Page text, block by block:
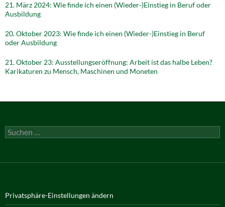
21. März 2024: Wie finde ich einen (Wieder-)Einstieg in Beruf oder
Ausbildung
20. Oktober 2023: Wie finde ich einen (Wieder-)Einstieg in Beruf
oder Ausbildung
21. Oktober 23: Ausstellungseröffnung: Arbeit ist das halbe Leben?
Karikaturen zu Mensch, Maschinen und Moneten
Suchen
nach:
Privatsphäre-Einstellungen ändern